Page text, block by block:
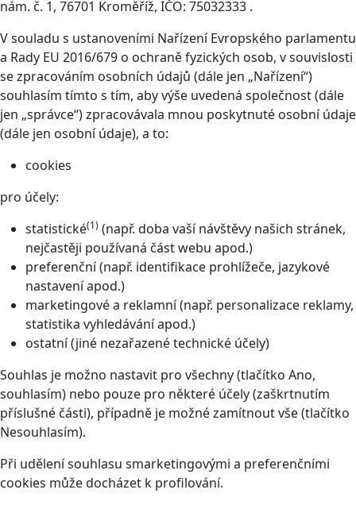
nám. č. 1, 76701 Kroměříž, IČO: 75032333 .
V souladu s ustanoveními Nařízení Evropského parlamentu
a Rady EU 2016/679 o ochraně fyzických osob, v souvislosti
se zpracováním osobních údajů (dále jen „Nařízení“)
souhlasím tímto s tím, aby výše uvedená společnost (dále
jen „správce“) zpracovávala mnou poskytnuté osobní údaje
(dále jen osobní údaje), a to:
cookies
pro účely:
statistické(1) (např. doba vaší návštěvy našich stránek,
nejčastěji používaná část webu apod.)
preferenční (např. identifikace prohlížeče, jazykové
nastavení apod.)
marketingové a reklamní (např. personalizace reklamy,
statistika vyhledávání apod.)
ostatní (jiné nezařazené technické účely)
Souhlas je možno nastavit pro všechny (tlačítko Ano,
souhlasím) nebo pouze pro některé účely (zaškrtnutím
příslušné části), případně je možné zamítnout vše (tlačítko
Nesouhlasím).
Při udělení souhlasu smarketingovými a preferenčními
cookies může docházet k profilování.